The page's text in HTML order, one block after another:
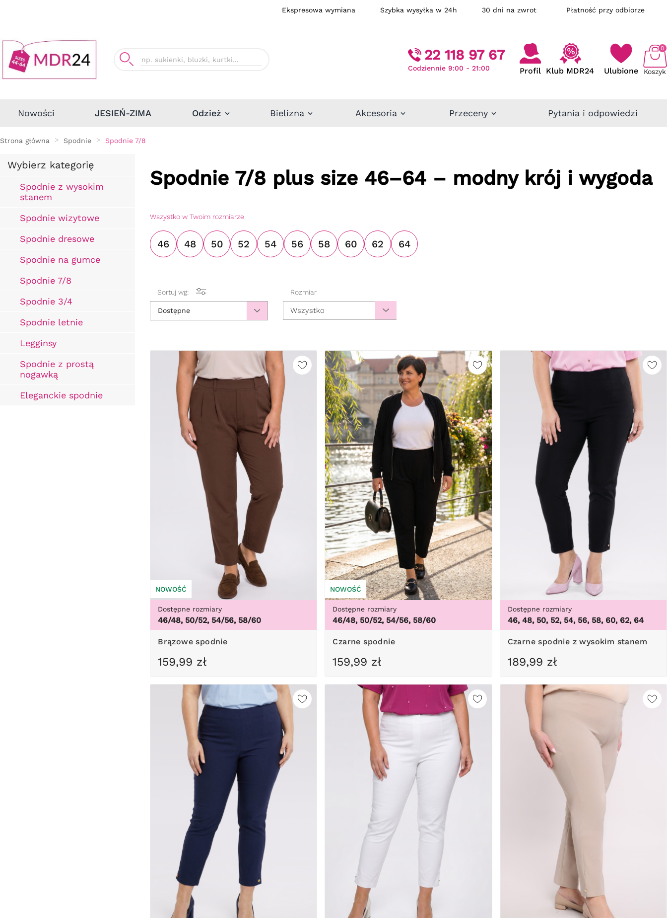
Ekspresowa wymiana Szybka wysyłka w 24h 30 dni na zwrot Płatność przy odbiorze
22 118 97 67
Codziennie 9:00 - 21:00 Profil Klub MDR24 Ulubione Koszyk
0
Nowości JESIEŃ-ZIMA Odzież Bielizna Akcesoria Przeceny Pytania i odpowiedzi
Strona główna Spodnie Spodnie 7/8
Wybierz kategorię
Spodnie z wysokim
stanem
Spodnie wizytowe
Spodnie dresowe
Spodnie na gumce
Spodnie 7/8
Spodnie 3/4
Spodnie letnie
Legginsy
Spodnie z prostą
nogawką
Eleganckie spodnie
Spodnie 7/8 plus size 46–64 – modny krój i wygoda
Wszystko w Twoim rozmiarze
46 48 50 52 54 56 58 60 62 64
Sortuj wg:
Dostępne
Rozmiar
Wszystko
NOWOŚĆ
Dostępne rozmiary
46/48, 50/52, 54/56, 58/60
Brązowe spodnie
159,99 zł
NOWOŚĆ
Dostępne rozmiary
46/48, 50/52, 54/56, 58/60
Czarne spodnie
159,99 zł
Dostępne rozmiary
46, 48, 50, 52, 54, 56, 58, 60, 62, 64
Czarne spodnie z wysokim stanem
189,99 zł